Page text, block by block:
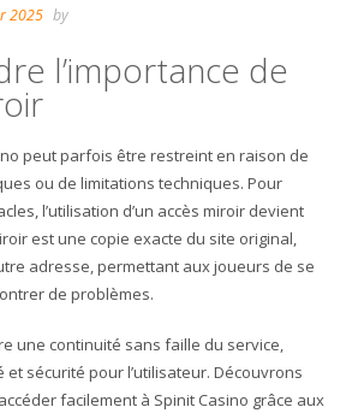
2025 by
l’importance de
peut parfois être restreint en raison de
ou de limitations techniques. Pour
l’utilisation d’un accès miroir devient
est une copie exacte du site original,
adresse, permettant aux joueurs de se
de problèmes.
une continuité sans faille du service,
sécurité pour l’utilisateur. Découvrons
facilement à Spinit Casino grâce aux